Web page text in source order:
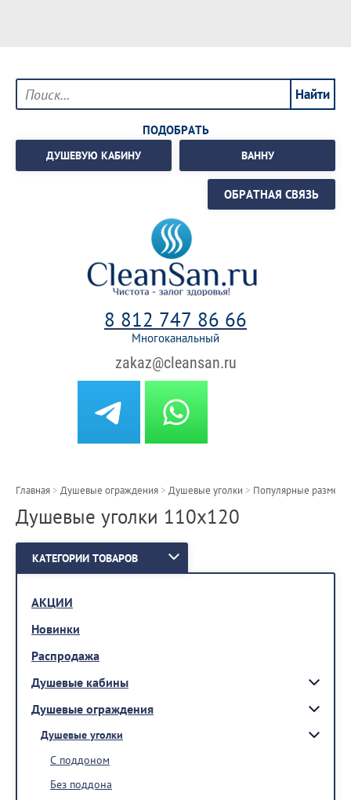
ПОДОБРАТЬ
ДУШЕВУЮ КАБИНУ ВАННУ
ОБРАТНАЯ СВЯЗЬ
8 812 747 86 66
Многоканальный
zakaz@cleansan.ru
Главная > Душевые ограждения > Душевые уголки > Популярные размеры
Душевые уголки 110x120
КАТЕГОРИИ ТОВАРОВ
АКЦИИ
Новинки
Распродажа
Душевые кабины
Душевые ограждения
Душевые уголки
С поддоном
Без поддона